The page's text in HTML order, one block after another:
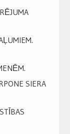
SIERA